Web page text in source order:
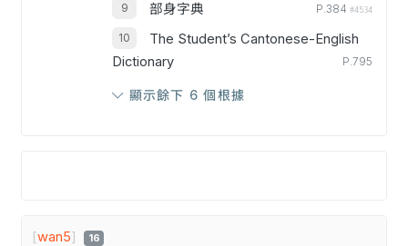
部身字典 P.384 #4534
The Student’s Cantonese-English
Dictionary
P.795
顯示餘下 6 個根據
[wan5] 16